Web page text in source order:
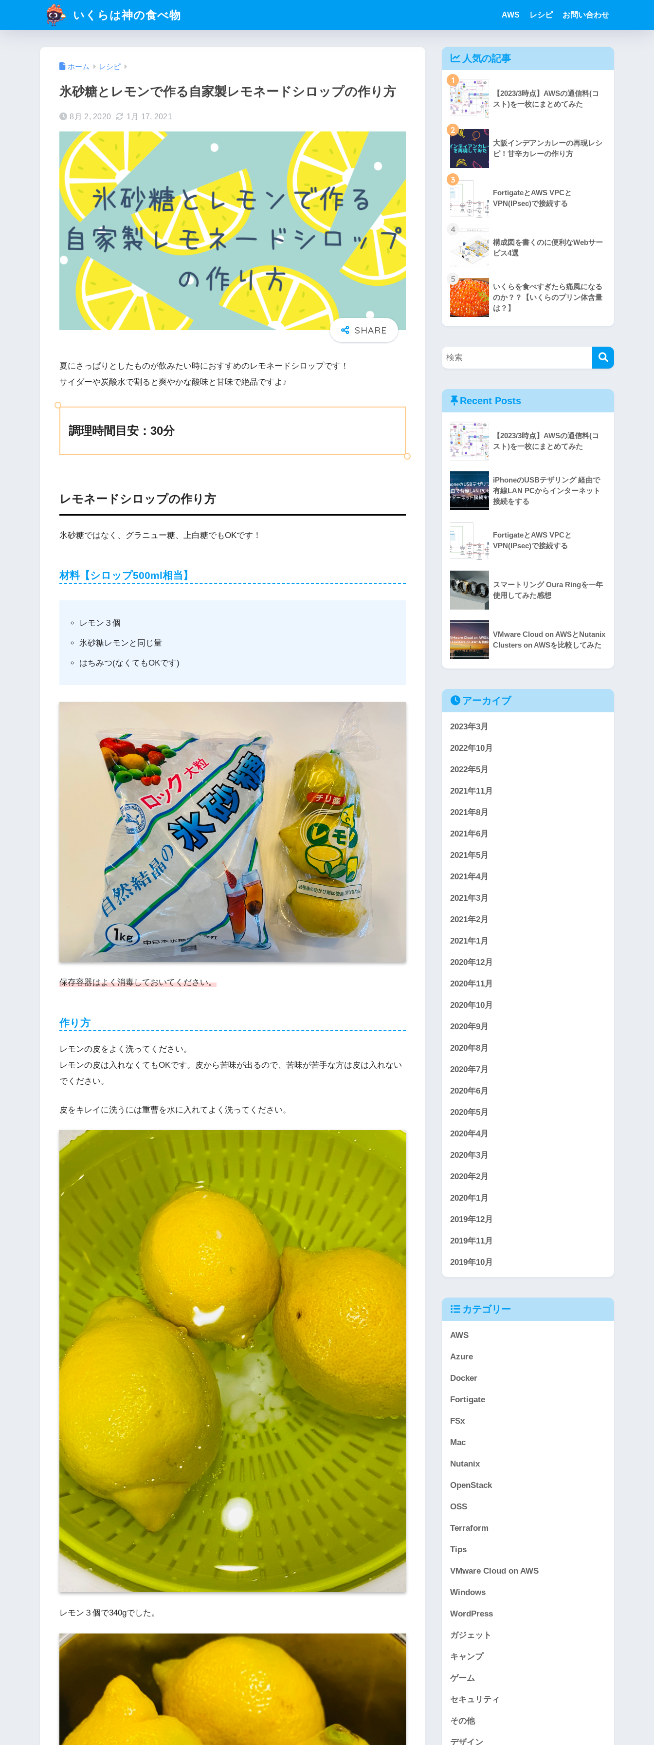
いくらは神の食べ物 AWS レシピ お問い合わせ
ホーム レシピ
氷砂糖とレモンで作る自家製レモネードシロップの作り方
8月 2, 2020 1月 17, 2021
夏にさっぱりとしたものが飲みたい時におすすめのレモネードシロップです！
サイダーや炭酸水で割ると爽やかな酸味と甘味で絶品ですよ♪
調理時間目安：30分
レモネードシロップの作り方
氷砂糖ではなく、グラニュー糖、上白糖でもOKです！
材料【シロップ500ml相当】
レモン３個
氷砂糖レモンと同じ量
はちみつ(なくてもOKです)
保存容器はよく消毒しておいてください。
作り方
レモンの皮をよく洗ってください。
レモンの皮は入れなくてもOKです。皮から苦味が出るので、苦味が苦手な方は皮は入れない
でください。
皮をキレイに洗うには重曹を水に入れてよく洗ってください。
レモン３個で340gでした。
人気の記事
1
【2023/3時点】AWSの通信料(コ
スト)を一枚にまとめてみた
2
大阪インデアンカレーの再現レシ
ピ！甘辛カレーの作り方
3
FortigateとAWS VPCと
VPN(IPsec)で接続する
4
構成図を書くのに便利なWebサー
ビス4選
5
いくらを食べすぎたら痛風になる
のか？？【いくらのプリン体含量
は？】
Recent Posts
【2023/3時点】AWSの通信料(コ
スト)を一枚にまとめてみた
iPhoneのUSBテザリング 経由で
有線LAN PCからインターネット
接続をする
FortigateとAWS VPCと
VPN(IPsec)で接続する
スマートリング Oura Ringを一年
使用してみた感想
VMware Cloud on AWSとNutanix
Clusters on AWSを比較してみた
アーカイブ
2023年3月
2022年10月
2022年5月
2021年11月
2021年8月
2021年6月
2021年5月
2021年4月
2021年3月
2021年2月
2021年1月
2020年12月
2020年11月
2020年10月
2020年9月
2020年8月
2020年7月
2020年6月
2020年5月
2020年4月
2020年3月
2020年2月
2020年1月
2019年12月
2019年11月
2019年10月
カテゴリー
AWS
Azure
Docker
Fortigate
FSx
Mac
Nutanix
OpenStack
OSS
Terraform
Tips
VMware Cloud on AWS
Windows
WordPress
ガジェット
キャンプ
ゲーム
セキュリティ
その他
デザイン